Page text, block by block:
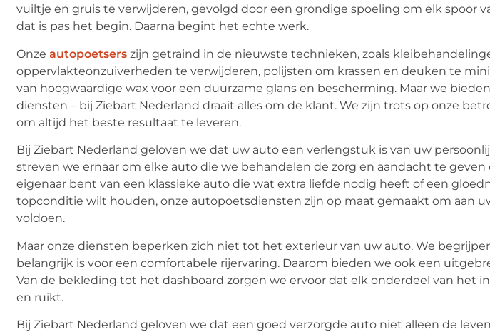
vuiltje en gruis te verwijderen, gevolgd door een grondige spoeling om elk spoor
dat is pas het begin. Daarna begint het echte werk.
Onze autopoetsers zijn getraind in de nieuwste technieken, zoals
oppervlakteonzuiverheden te verwijderen, polijsten om krassen en deuken te
van hoogwaardige wax voor een duurzame glans en bescherming. Maar we
diensten – bij Ziebart Nederland draait alles om de klant. We zijn trots op onze
om altijd het beste resultaat te leveren.
Bij Ziebart Nederland geloven we dat uw auto een verlengstuk is van uw
streven we ernaar om elke auto die we behandelen de zorg en aandacht te
eigenaar bent van een klassieke auto die wat extra liefde nodig heeft of een
topconditie wilt houden, onze autopoetsdiensten zijn op maat gemaakt om aan
voldoen.
Maar onze diensten beperken zich niet tot het exterieur van uw auto. We
belangrijk is voor een comfortabele rijervaring. Daarom bieden we ook een
Van de bekleding tot het dashboard zorgen we ervoor dat elk onderdeel van het
en ruikt.
Bij Ziebart Nederland geloven we dat een goed verzorgde auto niet alleen de